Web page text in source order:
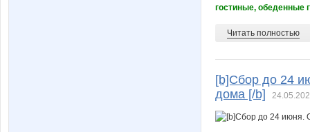
гостиные, обеденные
Читать полностью
[b]Сбор до 24
дома [/b]